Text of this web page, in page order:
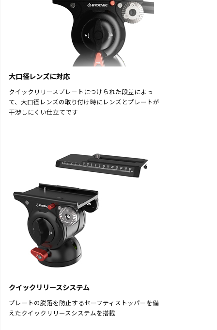
大口径レンズに対応
クイックリリースプレートにつけられた段差によっ
て、大口径レンズの取り付け時にレンズとプレートが
干渉しにくい仕立てです
クイックリリースシステム
プレートの脱落を防止するセーフティストッパーを備
えたクイックリリースシステムを搭載